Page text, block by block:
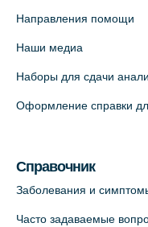
Направления помощи
Наши медиа
Наборы для сдачи
Оформление справки
Справочник
Заболевания и
Часто задаваемые